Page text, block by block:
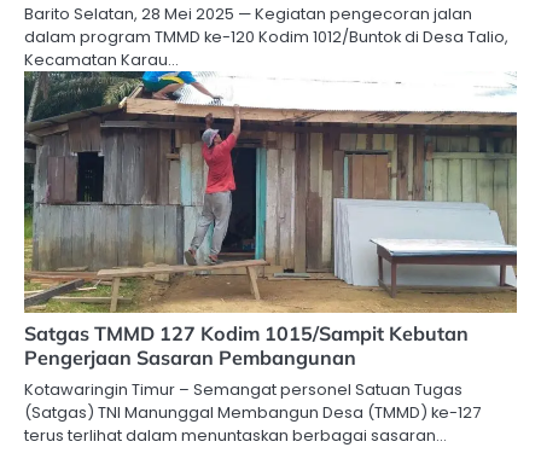
Barito Selatan, 28 Mei 2025 — Kegiatan pengecoran jalan
dalam program TMMD ke-120 Kodim 1012/Buntok di Desa Talio,
Kecamatan Karau…
Satgas TMMD 127 Kodim 1015/Sampit Kebutan
Pengerjaan Sasaran Pembangunan
Kotawaringin Timur – Semangat personel Satuan Tugas
(Satgas) TNI Manunggal Membangun Desa (TMMD) ke-127
terus terlihat dalam menuntaskan berbagai sasaran…